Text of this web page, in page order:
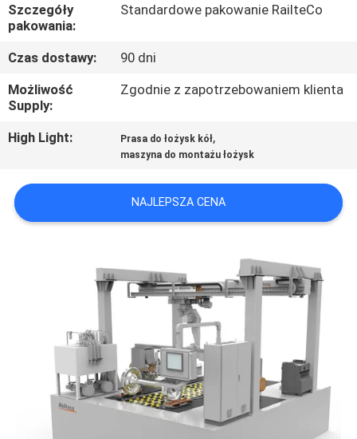
SKONTAKTUJ
SIĘ
Z
NAMI
AKTUALNOŚCI
PRZYPADKI
POLICY
Szczegóły
pakowania:
Standardowe pakowanie RailteCo
Czas dostawy:
90 dni
Możliwość
Supply:
Zgodnie z zapotrzebowaniem klienta
High Light: Prasa do łożysk kół,
maszyna do montażu łożysk
NAJLEPSZA CENA